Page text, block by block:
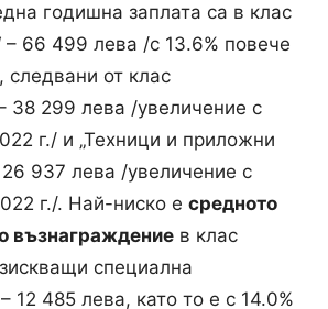
годишна заплата са в клас
– 66 499 лева /с 13.6% повече
следвани от клас
38 299 лева /увеличение с
г./ и „Техници и приложни
26 937 лева /увеличение с
г./. Най-ниско е средното
възнаграждение в клас
специална
12 485 лева, като то е с 14.0%